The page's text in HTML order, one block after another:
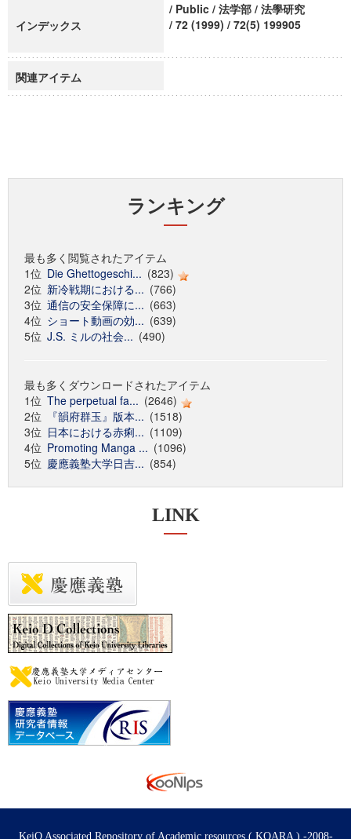
インデックス
/ Public / 法学部 / 法學研究
/ 72 (1999) / 72(5) 199905
関連アイテム
ランキング
最も多く閲覧されたアイテム
1位 Die Ghettogeschi... (823)
2位 新冷戦期における... (766)
3位 通信の安全保障に... (663)
4位 ショート動画の効... (639)
5位 J.S. ミルの社会... (490)
最も多くダウンロードされたアイテム
1位 The perpetual fa... (2646)
2位
『韻府群玉』版本... (1518)
3位 日本における赤痢... (1109)
4位 Promoting Manga ... (1096)
5位 慶應義塾大学日吉... (854)
LINK
KeiO Associated Repository of Academic resources ( KOARA ) -2008-